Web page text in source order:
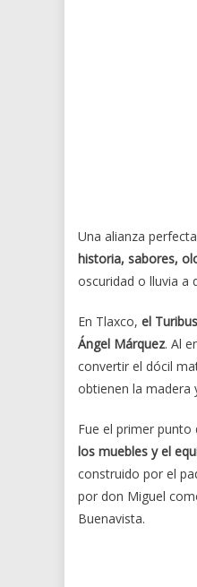
Una alianza
historia, sabores,
oscuridad o lluvia a
En Tlaxco, el
Ángel Márquez. Al
convertir el dócil
obtienen la madera
Fue el primer punto
los muebles y el
construido por el
por don Miguel
Buenavista.